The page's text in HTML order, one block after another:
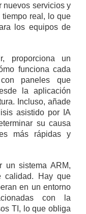
nuevos servicios y
tiempo real, lo que
los equipos de
proporciona un
funciona cada
paneles que
la aplicación
Incluso, añade
asistido por IA
su causa
más rápidas y
un sistema ARM,
calidad. Hay que
en un entorno
con la
TI, lo que obliga